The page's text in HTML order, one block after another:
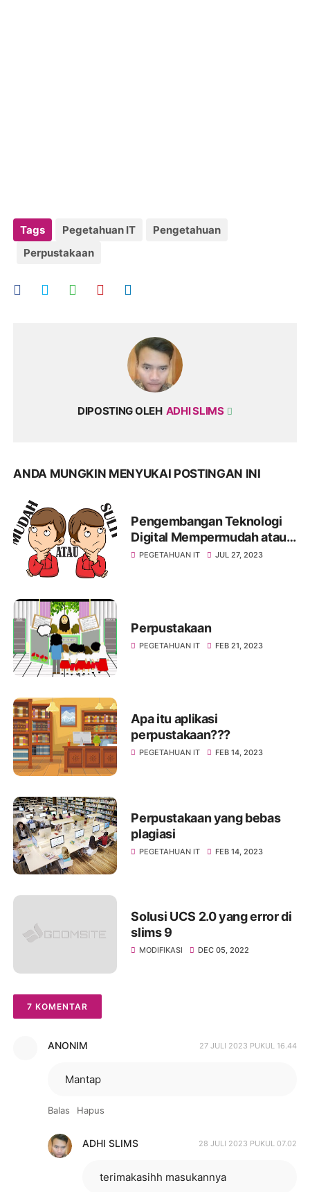
Tags Pegetahuan IT
Pengetahuan
Perpustakaan
DIPOSTING OLEH ADHI SLIMS
ANDA MUNGKIN MENYUKAI POSTINGAN INI
Pengembangan Teknologi
Digital Mempermudah atau
Mempersulit
PEGETAHUAN IT JUL 27, 2023
Perpustakaan
PEGETAHUAN IT FEB 21, 2023
Apa itu aplikasi
perpustakaan???
PEGETAHUAN IT FEB 14, 2023
Perpustakaan yang bebas
plagiasi
PEGETAHUAN IT FEB 14, 2023
Solusi UCS 2.0 yang error di
slims 9
MODIFIKASI DEC 05, 2022
7 KOMENTAR
ANONIM 27 JULI 2023 PUKUL 16.44
Mantap
Balas Hapus
ADHI SLIMS 28 JULI 2023 PUKUL 07.02
terimakasihh masukannya